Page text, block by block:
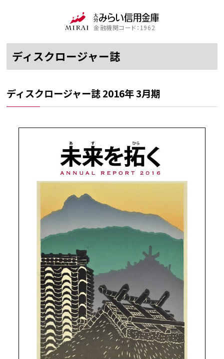
金融機関コード：1962
ディスクロージャー誌
ディスクロージャー誌 2016年 3月期